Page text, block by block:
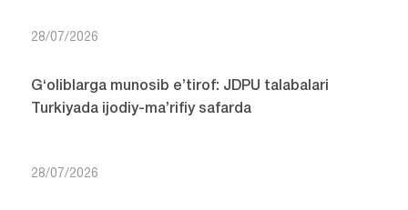
28/07/2026
G‘oliblarga munosib e’tirof: JDPU talabalari
Turkiyada ijodiy-ma’rifiy safarda
28/07/2026